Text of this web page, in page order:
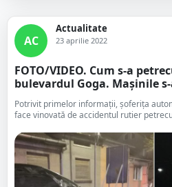
AC
Actualitate
23 aprilie 2022
FOTO/VIDEO. Cum s-a
bulevardul Goga. Mașinile
Potrivit primelor informații, șoferița
face vinovată de accidentul rutier